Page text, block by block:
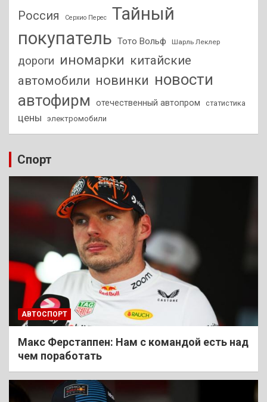
Россия Серхио Перес
Тайный
покупатель Тото Вольф Шарль Леклер
дороги иномарки китайские
автомобили новинки новости
автофирм
отечественный автопром статистика
цены электромобили
Спорт
АВТОСПОРТ
Макс Ферстаппен: Нам с командой есть над
чем поработать